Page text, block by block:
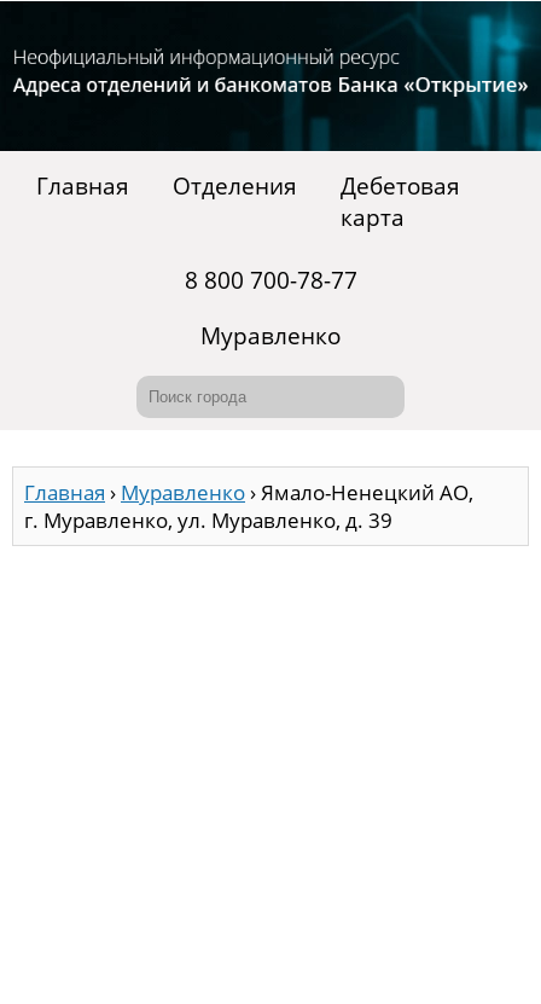
Главная Отделения
Дебетовая
карта
8 800 700-78-77
Муравленко
Главная › Муравленко› Ямало-Ненецкий АО,
г. Муравленко, ул. Муравленко, д. 39